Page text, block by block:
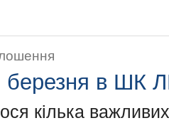
березня в ШК
кілька